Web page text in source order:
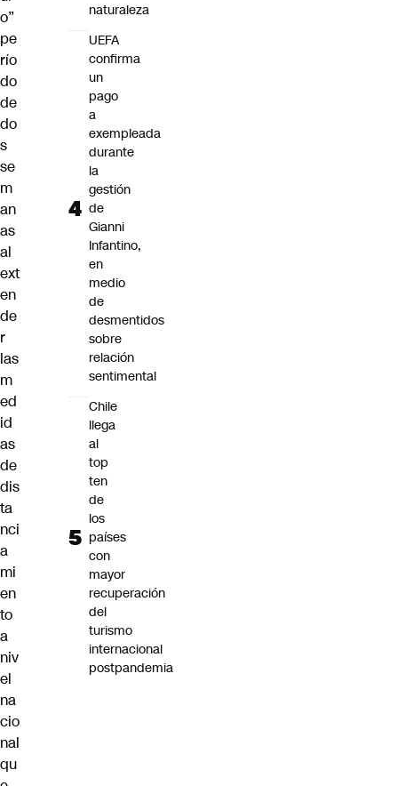
o”
pe
río
do
de
do
s
se
m
an
as
al
ext
en
de
r
las
m
ed
id
as
de
dis
ta
nci
a
mi
en
to
a
niv
el
na
cio
nal
qu
naturaleza
UEFA
confirma
un
pago
a
exempleada
durante
la
gestión
de
Gianni
Infantino,
en
medio
de
desmentidos
sobre
relación
sentimental
Chile
llega
al
top
ten
de
los
países
con
mayor
recuperación
del
turismo
internacional
postpandemia